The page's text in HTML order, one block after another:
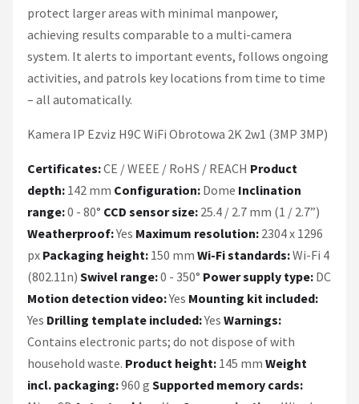
protect larger areas with minimal manpower,
achieving results comparable to a multi-camera
system. It alerts to important events, follows ongoing
activities, and patrols key locations from time to time
– all automatically.
Kamera IP Ezviz H9C WiFi Obrotowa 2K 2w1 (3MP 3MP)
Certificates:CE / WEEE / RoHS / REACH Product
depth: 142 mm Configuration: Dome Inclination
range:0 - 80° CCD sensor size: 25.4 / 2.7 mm (1 / 2.7”)
Weatherproof:Yes Maximum resolution: 2304 x 1296
px Packaging height: 150 mm Wi-Fi standards:Wi-Fi 4
(802.11n) Swivel range:0 - 350° Power supply type: DC
Motion detection video:Yes Mounting kit included:
Yes Drilling template included:Yes Warnings:
Contains electronic parts; do not dispose of with
household waste. Product height: 145 mm Weight
incl. packaging:960 g Supported memory cards: